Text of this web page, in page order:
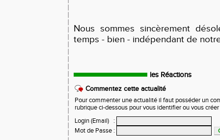
Nous sommes sincèrement
temps - bien - indépendant de
les Réactions
Commentez cette actualité
Pour commenter une actualité il faut posséder un
rubrique ci-dessous pour vous identifier ou vous
Login (Email)
:
Mot de Passe :